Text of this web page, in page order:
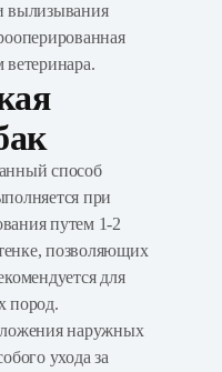
вылизывания
ветеринара.
способ
при
путем 1-2
позволяющих
для
пород.
наружных
ухода за